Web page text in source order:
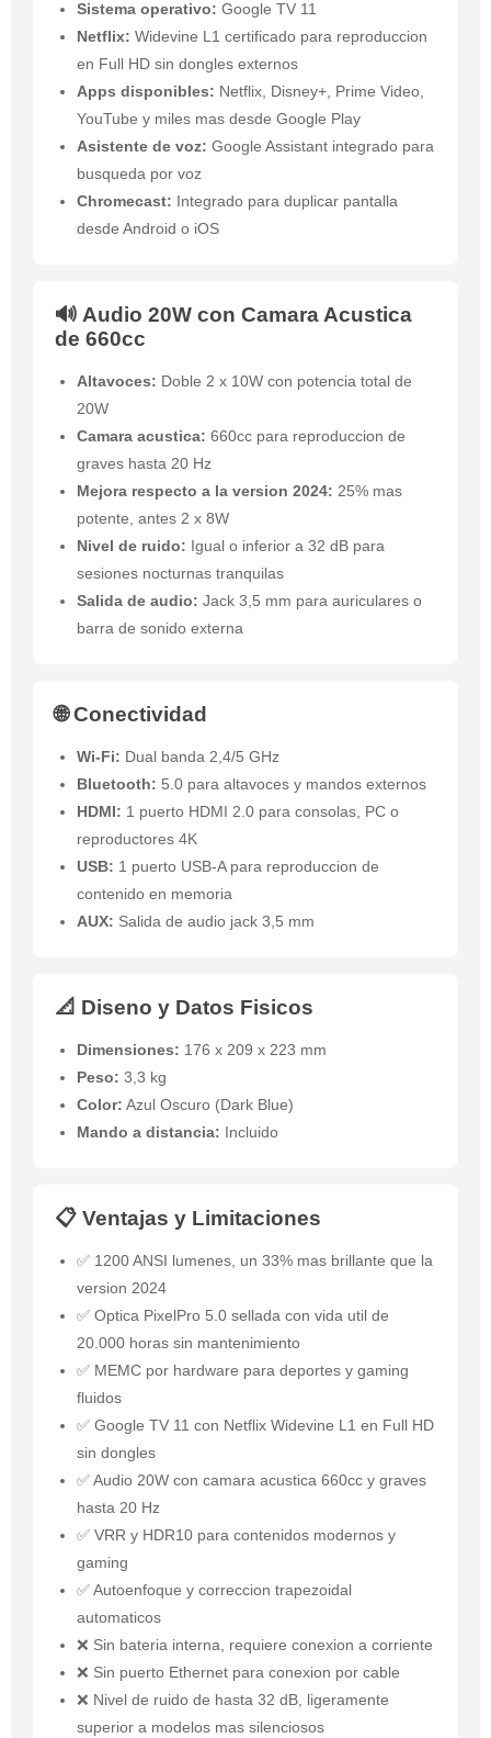
Sistema operativo: Google TV 11
Netflix: Widevine L1 certificado para reproduccion
en Full HD sin dongles externos
Apps disponibles: Netflix, Disney+, Prime Video,
YouTube y miles mas desde Google Play
Asistente de voz: Google Assistant integrado para
busqueda por voz
Chromecast: Integrado para duplicar pantalla
desde Android o iOS
🔊 Audio 20W con Camara Acustica
de 660cc
Altavoces: Doble 2 x 10W con potencia total de
20W
Camara acustica: 660cc para reproduccion de
graves hasta 20 Hz
Mejora respecto a la version 2024: 25% mas
potente, antes 2 x 8W
Nivel de ruido: Igual o inferior a 32 dB para
sesiones nocturnas tranquilas
Salida de audio: Jack 3,5 mm para auriculares o
barra de sonido externa
🌐 Conectividad
Wi-Fi: Dual banda 2,4/5 GHz
Bluetooth: 5.0 para altavoces y mandos externos
HDMI: 1 puerto HDMI 2.0 para consolas, PC o
reproductores 4K
USB: 1 puerto USB-A para reproduccion de
contenido en memoria
AUX: Salida de audio jack 3,5 mm
📐 Diseno y Datos Fisicos
Dimensiones: 176 x 209 x 223 mm
Peso: 3,3 kg
Color: Azul Oscuro (Dark Blue)
Mando a distancia: Incluido
📋 Ventajas y Limitaciones
✅ 1200 ANSI lumenes, un 33% mas brillante que la
version 2024
✅ Optica PixelPro 5.0 sellada con vida util de
20.000 horas sin mantenimiento
✅ MEMC por hardware para deportes y gaming
fluidos
✅ Google TV 11 con Netflix Widevine L1 en Full HD
sin dongles
✅ Audio 20W con camara acustica 660cc y graves
hasta 20 Hz
✅ VRR y HDR10 para contenidos modernos y
gaming
✅ Autoenfoque y correccion trapezoidal
automaticos
❌ Sin bateria interna, requiere conexion a corriente
❌ Sin puerto Ethernet para conexion por cable
❌ Nivel de ruido de hasta 32 dB, ligeramente
superior a modelos mas silenciosos